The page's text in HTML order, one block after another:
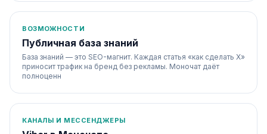
ВОЗМОЖНОСТИ
Публичная база знаний
База знаний — это SEO-магнит. Каждая статья «как сделать X»
приносит трафик на бренд без рекламы. Моночат даёт
полноценн
КАНАЛЫ И МЕССЕНДЖЕРЫ